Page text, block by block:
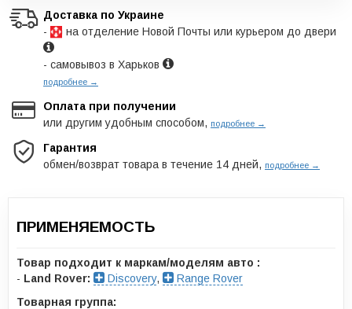
Доставка по Украине
-
на отделение Новой Почты или курьером до двери
- самовывоз в Харьков
подробнее →
Оплата при получении
или другим удобным способом, подробнее →
Гарантия
обмен/возврат товара в течение 14 дней, подробнее →
ПРИМЕНЯЕМОСТЬ
Товар подходит к маркам/моделям авто :
- Land Rover: Discovery,
Range Rover
Товарная группа: